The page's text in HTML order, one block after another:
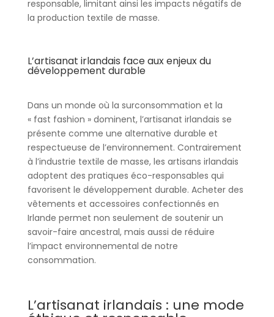
responsable, limitant ainsi les impacts négatifs de
la production textile de masse.
L’artisanat irlandais face aux enjeux du
développement durable
Dans un monde où la surconsommation et la
« fast fashion » dominent, l’artisanat irlandais se
présente comme une alternative durable et
respectueuse de l’environnement. Contrairement
à l’industrie textile de masse, les artisans irlandais
adoptent des pratiques éco-responsables qui
favorisent le développement durable. Acheter des
vêtements et accessoires confectionnés en
Irlande permet non seulement de soutenir un
savoir-faire ancestral, mais aussi de réduire
l’impact environnemental de notre
consommation.
L’artisanat irlandais : une mode